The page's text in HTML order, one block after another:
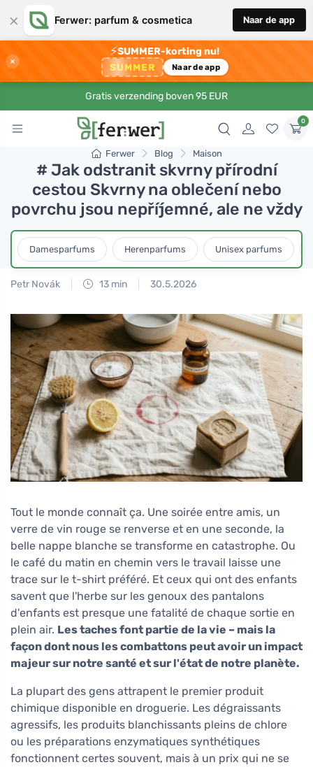
× Ferwer: parfum & cosmetica Naar de app
×
⚡SUMMER-korting nu!
SUMMER Naar de app
Gratis verzending boven 95 EUR
0
Ferwer Blog Maison
# Jak odstranit skvrny přírodní
cestou Skvrny na oblečení nebo
povrchu jsou nepříjemné, ale ne vždy
Damesparfums Herenparfums Unisex parfums
Petr Novák 13 min 30.5.2026
Tout le monde connaît ça. Une soirée entre amis, un
verre de vin rouge se renverse et en une seconde, la
belle nappe blanche se transforme en catastrophe. Ou
le café du matin en chemin vers le travail laisse une
trace sur le t-shirt préféré. Et ceux qui ont des enfants
savent que l'herbe sur les genoux des pantalons
d'enfants est presque une fatalité de chaque sortie en
plein air. Les taches font partie de la vie – mais la
façon dont nous les combattons peut avoir un impact
majeur sur notre santé et sur l'état de notre planète.
La plupart des gens attrapent le premier produit
chimique disponible en droguerie. Les dégraissants
agressifs, les produits blanchissants pleins de chlore
ou les préparations enzymatiques synthétiques
fonctionnent certes souvent, mais à un prix qui ne se